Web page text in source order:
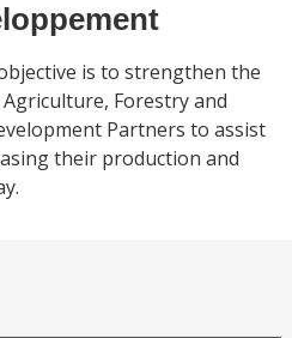
is to strengthen the
Forestry and
Partners to assist
their production and